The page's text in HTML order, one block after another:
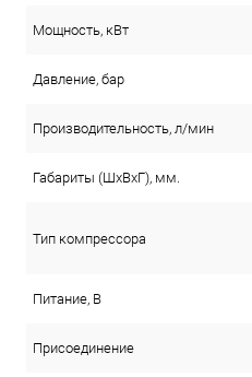
Мощность, кВт
Давление, бар
Производительность, л/мин
Габариты (ШхВхГ), мм.
Тип компрессора
Питание, В
Присоединение